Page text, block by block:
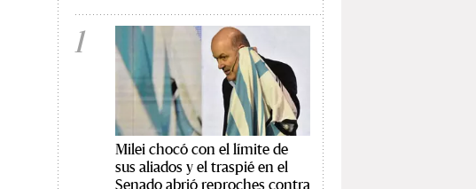
1
Milei chocó con el límite de
sus aliados y el traspié en el
Senado abrió reproches contra